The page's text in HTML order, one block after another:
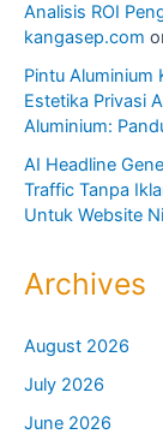
Analisis ROI
kangasep.com
Pintu Aluminium
Estetika Privasi
Aluminium:
AI Headline
Traffic Tanpa
Untuk Website
Archives
August 2026
July 2026
June 2026